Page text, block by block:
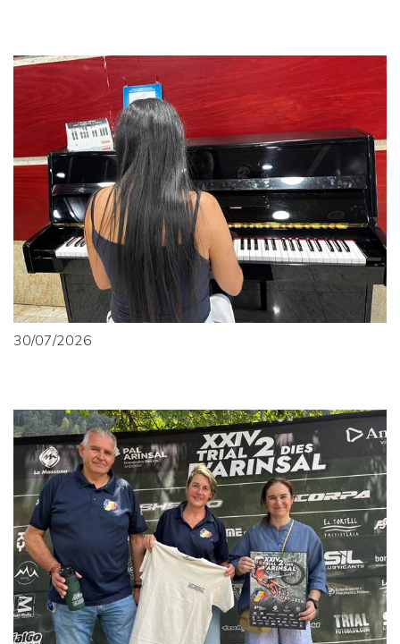
30/07/2026